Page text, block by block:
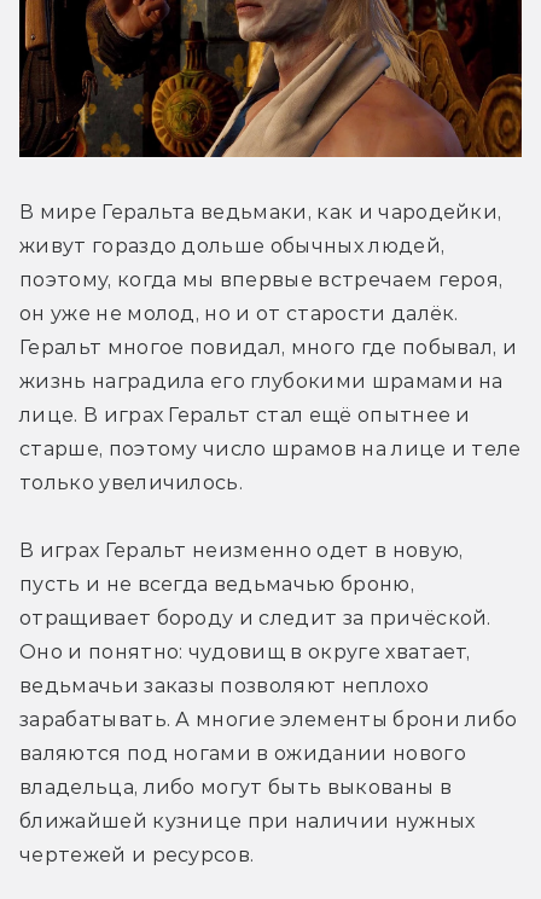
В мире Геральта ведьмаки, как и чародейки,
живут гораздо дольше обычных людей,
поэтому, когда мы впервые встречаем героя,
он уже не молод, но и от старости далёк.
Геральт многое повидал, много где побывал, и
жизнь наградила его глубокими шрамами на
лице. В играх Геральт стал ещё опытнее и
старше, поэтому число шрамов на лице и теле
только увеличилось.
В играх Геральт неизменно одет в новую,
пусть и не всегда ведьмачью броню,
отращивает бороду и следит за причёской.
Оно и понятно: чудовищ в округе хватает,
ведьмачьи заказы позволяют неплохо
зарабатывать. А многие элементы брони либо
валяются под ногами в ожидании нового
владельца, либо могут быть выкованы в
ближайшей кузнице при наличии нужных
чертежей и ресурсов.